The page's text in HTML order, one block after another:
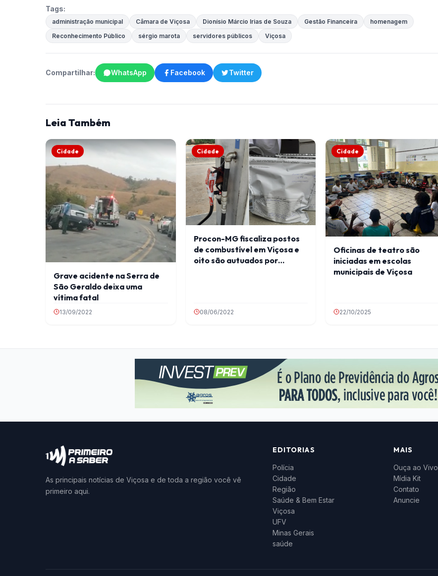
Tags:
administração municipal Câmara de Viçosa Dionísio Márcio Irias de Souza Gestão Financeira
homenagem
Reconhecimento Público
sérgio marota servidores públicos Viçosa
Compartilhar: WhatsApp Facebook Twitter
Leia Também
Cidade
Grave acidente na Serra de
São Geraldo deixa uma
vítima fatal
13/09/2022
Cidade
Procon-MG fiscaliza postos
de combustível em Viçosa e
oito são autuados por
08/06/2022
Cidade
Oficinas de teatro são
iniciadas em escolas
municipais de Viçosa
22/10/2025
As principais notícias de Viçosa e de toda a região você vê
primeiro aqui.
EDITORIAS
Polícia
Cidade
Região
Saúde & Bem Estar
Viçosa
UFV
Minas Gerais
saúde
MAIS
Ouça ao Vivo
Mídia Kit
Contato
Anuncie